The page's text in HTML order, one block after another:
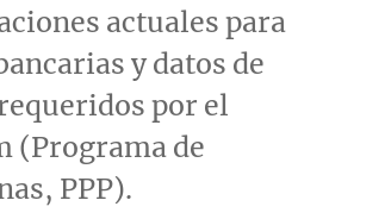
actuales para
y datos de
por el
(Programa de
PPP).